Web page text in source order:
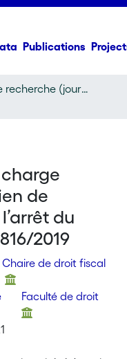
Publications
Article de recherche (journal article)
de
du
2019
Chaire de droit fiscal
Faculté de droit